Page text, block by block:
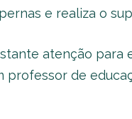
e realiza o
atenção para
professor de